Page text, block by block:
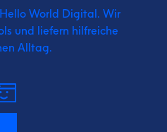
World Digital. Wir
und liefern hilfreiche
Alltag.